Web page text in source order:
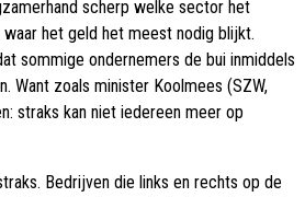
scherp welke sector het
het geld het meest nodig blijkt.
sommige ondernemers de bui inmiddels
Want zoals minister Koolmees (SZW,
straks kan niet iedereen meer op
Bedrijven die links en rechts op de